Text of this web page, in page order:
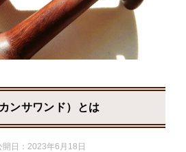
ンサワンド）とは
開日： 2023年6月18日